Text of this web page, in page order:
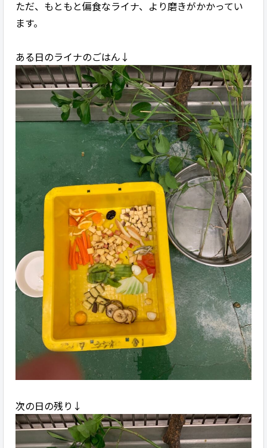
ただ、もともと偏食なライナ、より磨きがかかってい
ます。
ある日のライナのごはん↓
次の日の残り↓